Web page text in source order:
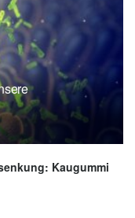
und Therapie,
Verdauungs- und
Deutsche
und
AWMF
MSD
MSD
MSD
der
Kaugummi